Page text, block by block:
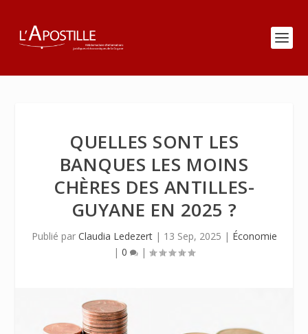
QUELLES SONT LES
BANQUES LES MOINS
CHÈRES DES ANTILLES-
GUYANE EN 2025 ?
Publié par Claudia Ledezert| 13 Sep, 2025 | Économie
| 0 |